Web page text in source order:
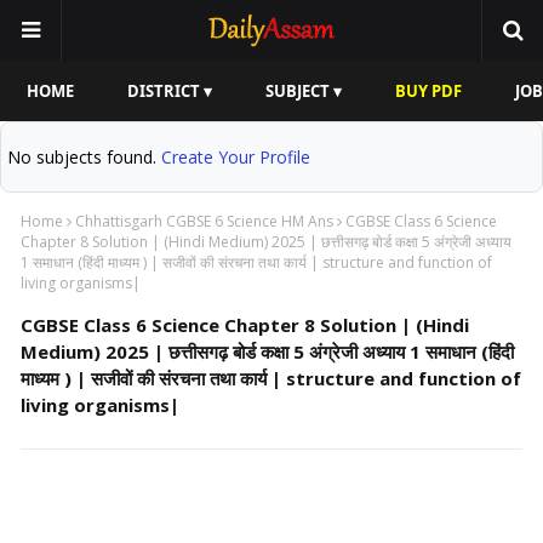
HOME DISTRICT ▾ SUBJECT ▾ BUY PDF
No subjects found. Create Your Profile
Home Chhattisgarh CGBSE 6 Science HM Ans
CGBSE Class 6 Science
Chapter 8 Solution | (Hindi Medium) 2025 | छत्तीसगढ़ बोर्ड कक्षा 5 अंग्रेजी अध्याय
1 समाधान (हिंदी माध्यम ) | सजीवों की संरचना तथा कार्य | structure and function of
living organisms|
CGBSE Class 6 Science Chapter 8 Solution | (Hindi
Medium) 2025 | छत्तीसगढ़ बोर्ड कक्षा 5 अंग्रेजी अध्याय 1 समाधान (हिंदी
माध्यम ) | सजीवों की संरचना तथा कार्य | structure and function of
living organisms|